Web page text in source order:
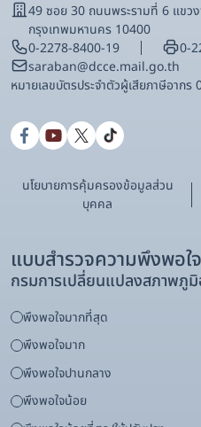
49 ซอย 30 ถนนพระรามที่ 6 แขว
กรุงเทพมหานคร 10400
0-2278-8400-19
0-
saraban@dcce.mail.go.th
หมายเลขบัตรประจําตัวผู้เสียภาษีอาก
นโยบายการคุ้มครองข้อมูลส่วน
บุคคล
แบบสำรวจความพึงพอใจ
กรมการเปลี่ยนแปลงสภาพภู
พึงพอใจมากที่สุด
พึงพอใจมาก
พึงพอใจปานกลาง
พึงพอใจน้อย